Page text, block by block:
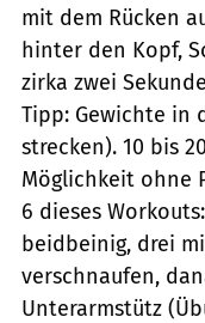
mit dem Rücken
hinter den Kopf,
zirka zwei
Tipp: Gewichte in
strecken). 10 bis
Möglichkeit ohne
6 dieses
beidbeinig, drei
verschnaufen,
Unterarmstütz